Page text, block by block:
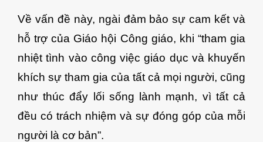
Về vấn đề này, ngài đảm bảo sự cam kết và
hỗ trợ của Giáo hội Công giáo, khi “tham gia
nhiệt tình vào công việc giáo dục và khuyến
khích sự tham gia của tất cả mọi người, cũng
như thúc đẩy lối sống lành mạnh, vì tất cả
đều có trách nhiệm và sự đóng góp của mỗi
người là cơ bản”.